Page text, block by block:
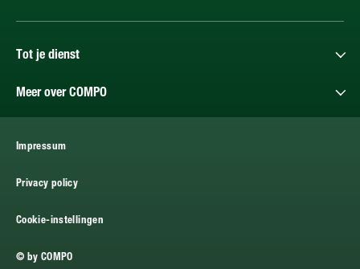
Tot je dienst
Meer over COMPO
Impressum
Privacy policy
Cookie-instellingen
© by COMPO